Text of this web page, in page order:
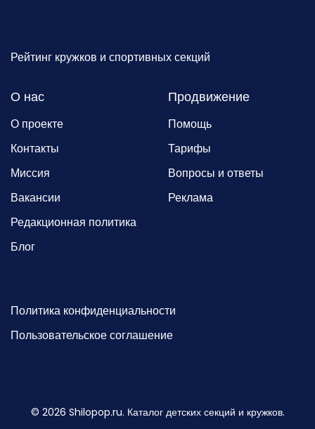
Рейтинг кружков и спортивных секций
О нас
О проекте
Контакты
Миссия
Вакансии
Редакционная политика
Блог
Продвижение
Помощь
Тарифы
Вопросы и ответы
Реклама
Политика конфиденциальности
Пользовательское соглашение
© 2026 Shilopop.ru. Каталог детских секций и кружков.